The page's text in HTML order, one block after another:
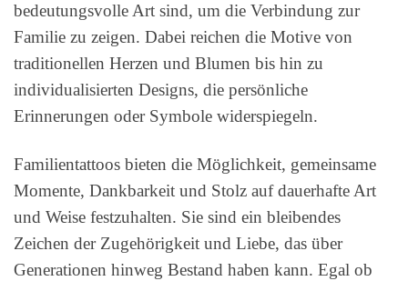
bedeutungsvolle Art sind, um die Verbindung zur
Familie zu zeigen. Dabei reichen die Motive von
traditionellen Herzen und Blumen bis hin zu
individualisierten Designs, die persönliche
Erinnerungen oder Symbole widerspiegeln.
Familientattoos bieten die Möglichkeit, gemeinsame
Momente, Dankbarkeit und Stolz auf dauerhafte Art
und Weise festzuhalten. Sie sind ein bleibendes
Zeichen der Zugehörigkeit und Liebe, das über
Generationen hinweg Bestand haben kann. Egal ob